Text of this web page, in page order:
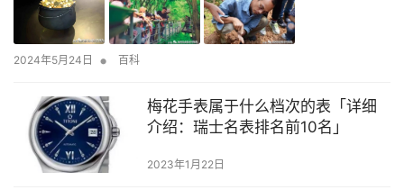
2024年5月24日 • 百科
梅花手表属于什么档次的表「详细
介绍：瑞士名表排名前10名」
2023年1月22日